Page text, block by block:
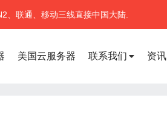
、联通、移动三线直接中国大陆.
美国云服务器 联系我们 资讯